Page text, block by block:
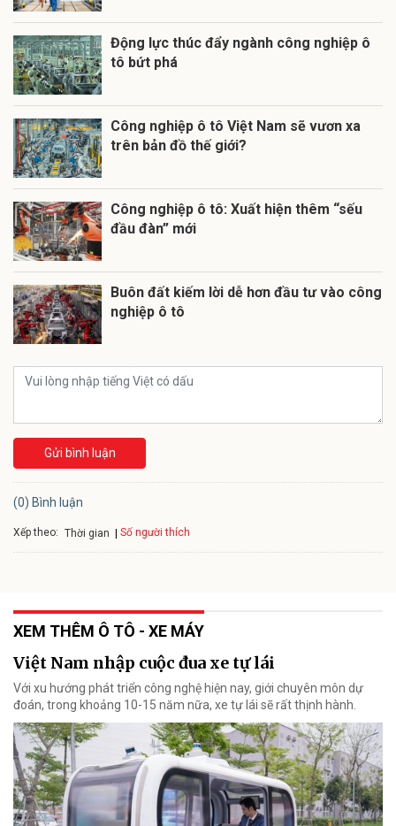
Động lực thúc đẩy ngành công nghiệp ô
tô bứt phá
Công nghiệp ô tô Việt Nam sẽ vươn xa
trên bản đồ thế giới?
Công nghiệp ô tô: Xuất hiện thêm “sếu
đầu đàn” mới
Buôn đất kiếm lời dễ hơn đầu tư vào công
nghiệp ô tô
Gửi bình luận
(0) Bình luận
Xếp theo: Thời gian Số người thích
XEM THÊM Ô TÔ - XE MÁY
Việt Nam nhập cuộc đua xe tự lái
Với xu hướng phát triển công nghệ hiện nay, giới chuyên môn dự
đoán, trong khoảng 10-15 năm nữa, xe tự lái sẽ rất thịnh hành.